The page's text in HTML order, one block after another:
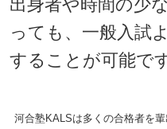
出身者や時間の少
っても、一般入試
することが可能です
河合塾KALSは多くの合格者を輩